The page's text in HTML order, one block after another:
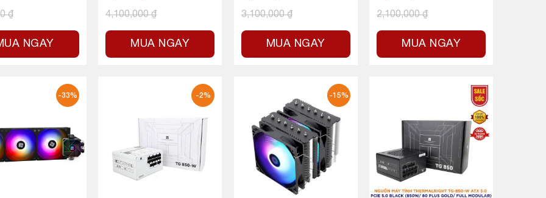
₫
NGAY
4,100,000₫
MUA NGAY
3,100,000₫
MUA NGAY
2,100,000₫
MUA NGAY
-33% -2% -15%